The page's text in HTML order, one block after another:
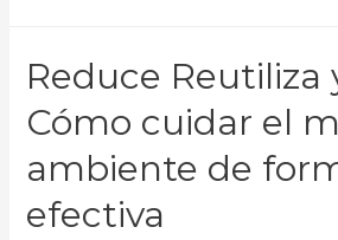
reducir
residuos
y
cuidar
el
medio
ambiente
Reduce Reutiliza
Cómo cuidar el
ambiente de
efectiva